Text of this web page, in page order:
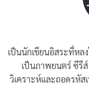
เป็นสามตอนย่อย ได้แ
และ “The Bullet” ซึ่
ตั้งอยู่ในยุคประวัติศา
เสนอมนุษย์จากแต่ละ
มาในช่วงเวลาของพวก
เป็นนักเขียนอิสระที่หล
เป็นภาพยนตร์ ซีรี
วิเคราะห์และถอดรหั